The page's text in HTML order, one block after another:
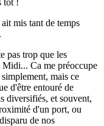
mis tant de temps
pas trop que les
Midi... Ca me préoccupe
mais ce
d'être entouré de
diversifiés, et souvent,
d'un port, ou
de nos